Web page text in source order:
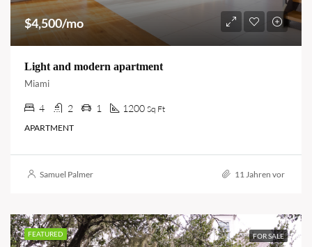
$4,500/mo
Light and modern apartment
Miami
4 2 1 1200 Sq Ft
APARTMENT
Samuel Palmer 11 Jahren vor
FEATURED FOR SALE